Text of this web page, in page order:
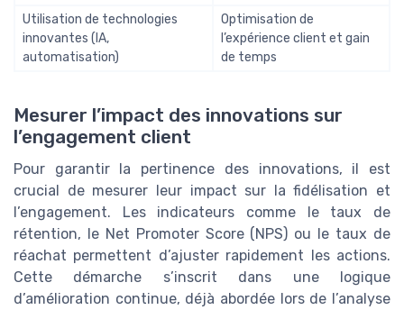
Utilisation de technologies
innovantes (IA,
automatisation)
Optimisation de
l’expérience client et gain
de temps
Mesurer l’impact des innovations sur
l’engagement client
Pour garantir la pertinence des innovations, il est
crucial de mesurer leur impact sur la fidélisation et
l’engagement. Les indicateurs comme le taux de
rétention, le Net Promoter Score (NPS) ou le taux de
réachat permettent d’ajuster rapidement les actions.
Cette démarche s’inscrit dans une logique
d’amélioration continue, déjà abordée lors de l’analyse